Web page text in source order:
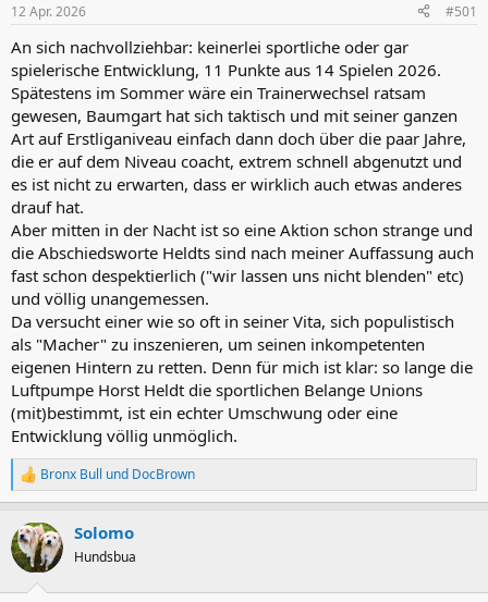
12 Apr. 2026 #501
An sich nachvollziehbar: keinerlei sportliche oder gar
spielerische Entwicklung, 11 Punkte aus 14 Spielen 2026.
Spätestens im Sommer wäre ein Trainerwechsel ratsam
gewesen, Baumgart hat sich taktisch und mit seiner ganzen
Art auf Erstliganiveau einfach dann doch über die paar Jahre,
die er auf dem Niveau coacht, extrem schnell abgenutzt und
es ist nicht zu erwarten, dass er wirklich auch etwas anderes
drauf hat.
Aber mitten in der Nacht ist so eine Aktion schon strange und
die Abschiedsworte Heldts sind nach meiner Auffassung auch
fast schon despektierlich ("wir lassen uns nicht blenden" etc)
und völlig unangemessen.
Da versucht einer wie so oft in seiner Vita, sich populistisch
als "Macher" zu inszenieren, um seinen inkompetenten
eigenen Hintern zu retten. Denn für mich ist klar: so lange die
Luftpumpe Horst Heldt die sportlichen Belange Unions
(mit)bestimmt, ist ein echter Umschwung oder eine
Entwicklung völlig unmöglich.
R
e
k
t
i
Bronx Bull und DocBrown
Solomo
Hundsbua